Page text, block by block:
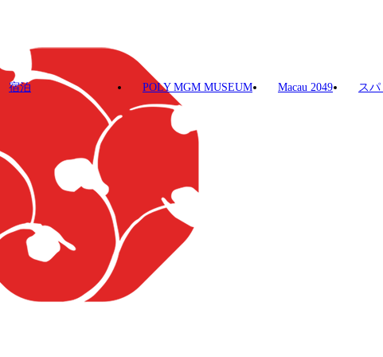
宿泊 POLY MGM MUSEUM Macau 2049 ス